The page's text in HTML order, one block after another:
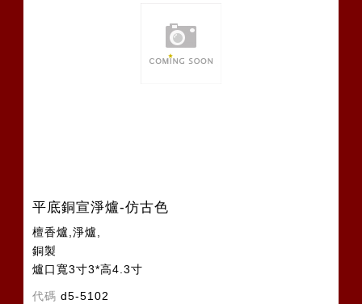
平底銅宣淨爐-仿古色
檀香爐,淨爐,
銅製
爐口寬3寸3*高4.3寸
代碼 d5-5102